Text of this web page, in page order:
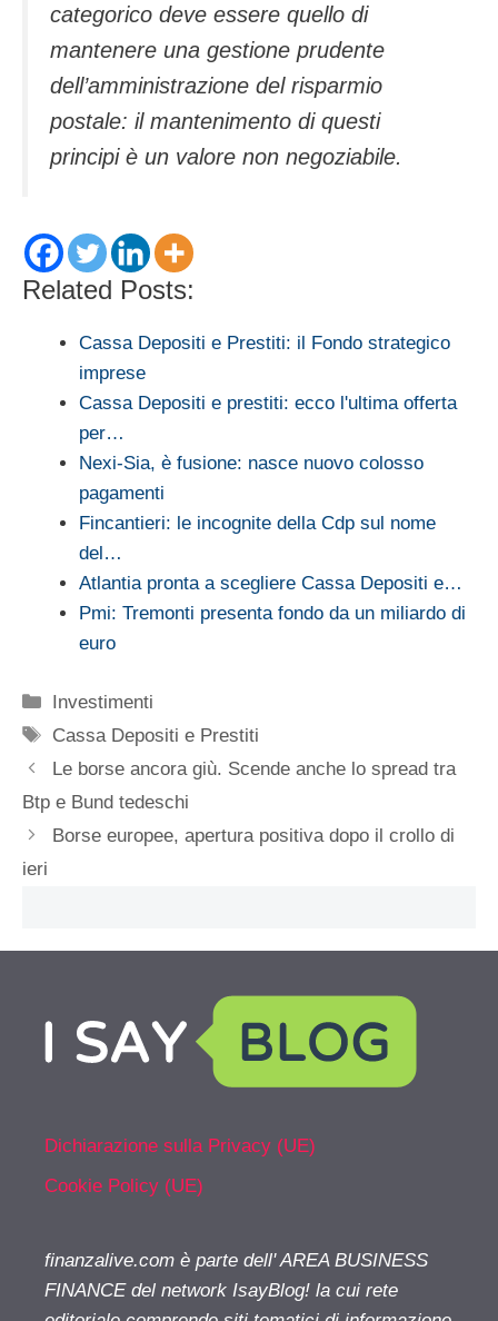
categorico deve essere quello di
mantenere una gestione prudente
dell’amministrazione del risparmio
postale: il mantenimento di questi
principi è un valore non negoziabile.
Related Posts:
Cassa Depositi e Prestiti: il Fondo strategico
imprese
Cassa Depositi e prestiti: ecco l'ultima offerta
per…
Nexi-Sia, è fusione: nasce nuovo colosso
pagamenti
Fincantieri: le incognite della Cdp sul nome
del…
Atlantia pronta a scegliere Cassa Depositi e…
Pmi: Tremonti presenta fondo da un miliardo di
euro
Categorie
Investimenti
Tag
Cassa Depositi e Prestiti
Le borse ancora giù. Scende anche lo spread tra
Btp e Bund tedeschi
Borse europee, apertura positiva dopo il crollo di
ieri
Dichiarazione sulla Privacy (UE)
Cookie Policy (UE)
finanzalive.com è parte dell' AREA BUSINESS
FINANCE del network IsayBlog! la cui rete